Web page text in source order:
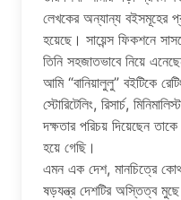
লেখকের অন্যান্য ব‌ইসমূহের
হয়েছে। সায়েন্স ফিকশনে
তিনি সহজাতভাবে নিয়ে
আমি “বানিয়ালুলু” ব‌ইটিকে
স্টোরিটেলিং, রিসার্চ,
দক্ষতার পরিচয় দিয়েছেন
হয়ে গেছি।
এমন এক দেশ, মানচিত্রে
ষড়যন্ত্র দেশটির অস্তিত্ব